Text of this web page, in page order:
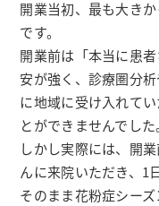
開業当初、最も大き
です。
開業前は「本当に患
安が強く、診療圏分
に地域に受け入れて
とができませんでした
しかし実際には、開
んに来院いただき、1
そのまま花粉症シー